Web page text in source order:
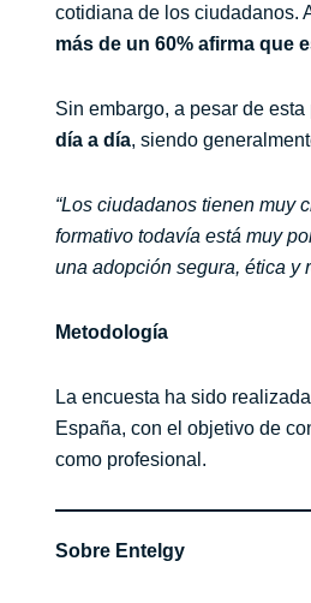
cotidiana de los ciudadanos.
más de un 60% afirma que
Sin embargo, a pesar de
día a día, siendo
“Los ciudadanos tienen muy
formativo todavía está muy
una adopción segura, ética y
Metodología
La encuesta ha sido
España, con el objetivo de
como profesional.
Sobre Entelgy